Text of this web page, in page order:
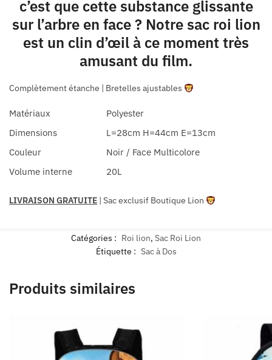
c’est que cette substance glissante
sur l’arbre en face ? Notre sac roi lion
est un clin d’œil à ce moment très
amusant du film.
Complètement étanche | Bretelles ajustables
Matériaux
Polyester
Dimensions
L=28cm H=44cm E=13cm
Couleur
Noir / Face Multicolore
Volume interne
20L
LIVRAISON GRATUITE | Sac exclusif Boutique Lion
Catégories : Roi lion, Sac Roi Lion
Étiquette : Sac à Dos
Produits similaires